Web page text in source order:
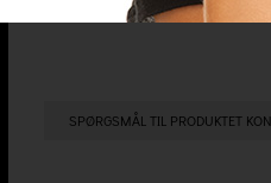
SPØRGSMÅL TIL PRODUKTET